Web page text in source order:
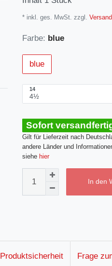
* inkl. ges. MwSt. zzgl.
Farbe: blue
blue
14
Sofort
Gilt für Lieferzeit nach
andere Länder und
siehe hier
In den
Produktsicherheit Frage